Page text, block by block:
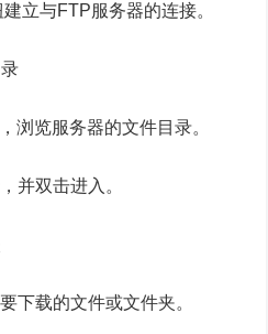
建立与FTP服务器的连接。
浏览服务器的文件目录。
并双击进入。
下载的文件或文件夹。